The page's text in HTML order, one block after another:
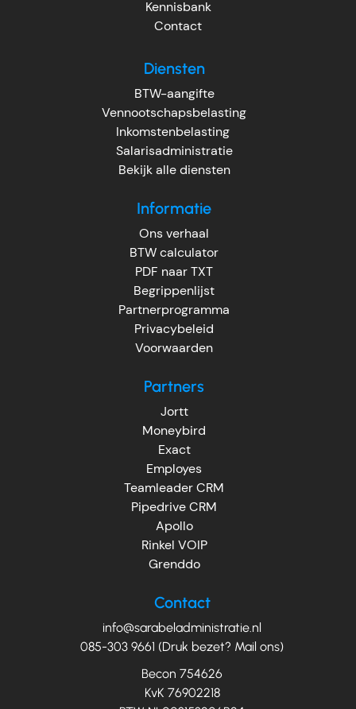
Kennisbank
Contact
Diensten
BTW-aangifte
Vennootschapsbelasting
Inkomstenbelasting
Salarisadministratie
Bekijk alle diensten
Informatie
Ons verhaal
BTW calculator
PDF naar TXT
Begrippenlijst
Partnerprogramma
Privacybeleid
Voorwaarden
Partners
Jortt
Moneybird
Exact
Employes
Teamleader CRM
Pipedrive CRM
Apollo
Rinkel VOIP
Grenddo
Contact
info@sarabeladministratie.nl
085-303 9661 (Druk bezet? Mail ons)
Becon 754626
KvK 76902218